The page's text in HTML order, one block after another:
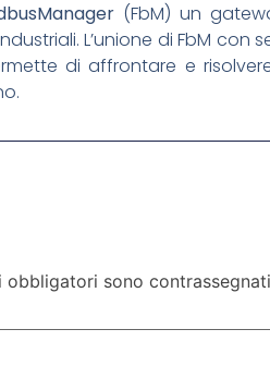
(FbM) un
L’unione di FbM con
di affrontare e
obbligatori sono